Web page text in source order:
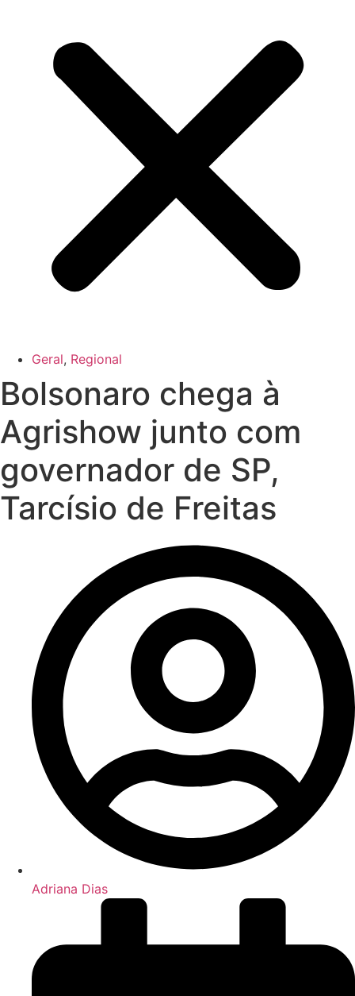
Geral, Regional
Bolsonaro chega à
Agrishow junto com
governador de SP,
Tarcísio de Freitas
Adriana Dias